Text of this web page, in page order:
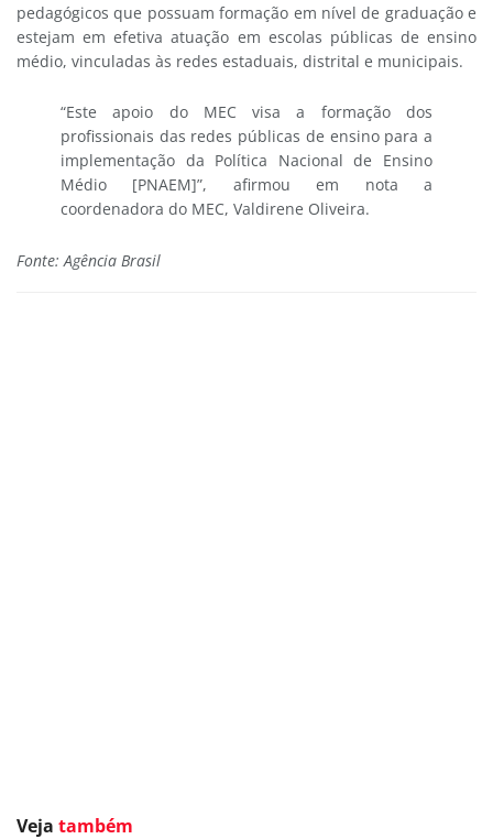
pedagógicos que possuam formação em nível de graduação e
estejam em efetiva atuação em escolas públicas de ensino
médio, vinculadas às redes estaduais, distrital e municipais.
“Este apoio do MEC visa a formação dos
profissionais das redes públicas de ensino para a
implementação da Política Nacional de Ensino
Médio [PNAEM]”, afirmou em nota a
coordenadora do MEC, Valdirene Oliveira.
Fonte: Agência Brasil
Veja também